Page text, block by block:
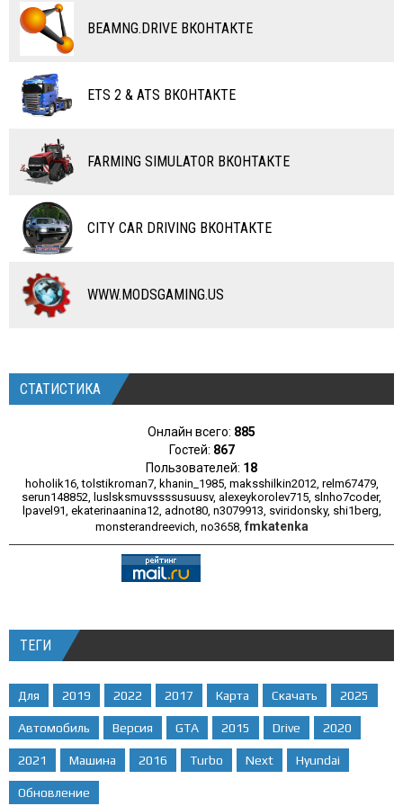
ВОДНЫЙ ТРАНСПОРТ
САМОЛЕТЫ
RC ТРАНСПОРТ
КАРТЫ
ЧИТЫ
ПРОГРАММЫ
РАЗНОЕ
BEAMNG.DRIVE ВКОНТАКТЕ
ETS 2 & ATS ВКОНТАКТЕ
FARMING SIMULATOR ВКОНТАКТЕ
CITY CAR DRIVING ВКОНТАКТЕ
WWW.MODSGAMING.US
СТАТИСТИКА
Онлайн всего: 885
Гостей: 867
Пользователей: 18
hoholik16,tolstikroman7, khanin_1985, maksshilkin2012, relm67479,
serun148852, luslsksmuvssssusuusv, alexeykorolev715, slnho7coder,
lpavel91, ekaterinaanina12, adnot80, n3079913, sviridonsky, shi1berg,
monsterandreevich, no3658, fmkatenka
ТЕГИ
Для 2019 2022 2017 Карта Скачать 2025
Автомобиль Версия GTA 2015 Drive 2020
2021 Машина 2016 Turbo Next Hyundai
Обновление